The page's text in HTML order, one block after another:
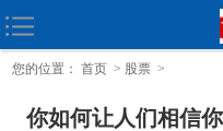
这位22岁的企业家的业务
您的位置： 首页 > 股票 >
你如何让人们相信